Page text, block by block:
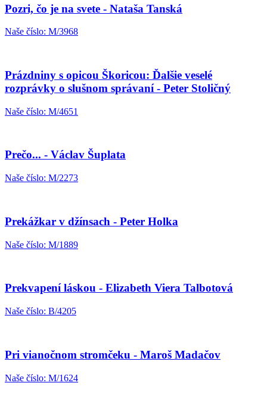
Pozri, čo je na svete - Nataša Tanská
Naše číslo: M/3968
Prázdniny s opicou Škoricou: Ďalšie veselé
rozprávky o slušnom správaní - Peter Stoličný
Naše číslo: M/4651
Prečo... - Václav Šuplata
Naše číslo: M/2273
Prekážkar v džínsach - Peter Holka
Naše číslo: M/1889
Prekvapení láskou - Elizabeth Viera Talbotová
Naše číslo: B/4205
Pri vianočnom stromčeku - Maroš Madačov
Naše číslo: M/1624